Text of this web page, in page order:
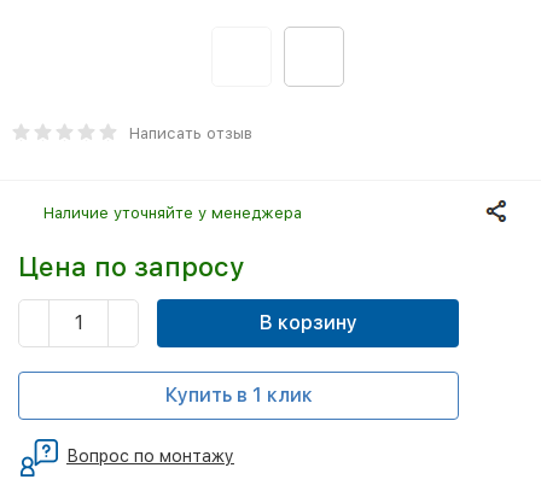
Написать отзыв
Наличие уточняйте у менеджера
Цена по запросу
В корзину
Купить в 1 клик
Вопрос по монтажу